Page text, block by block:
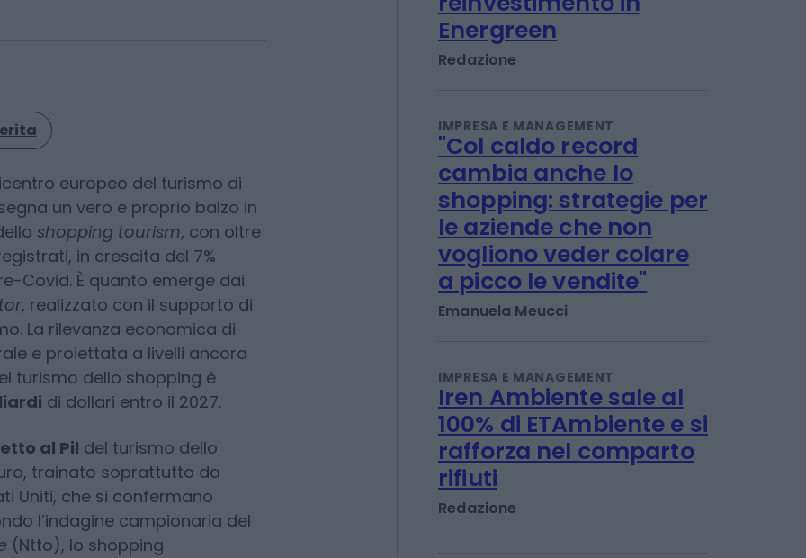
europeo del turismo di
un vero e proprio balzo in
shopping tourism, con oltre
in crescita del 7%
Covid. È quanto emerge dai
, realizzato con il supporto di
La rilevanza economica di
turismo dello shopping è
di dollari entro il 2027.
al Pildel turismo dello
trainato soprattutto da
IMPRESA E MANAGEMENT
21 Invest raggiunge un
accordo di cessione e
Redazione
IMPRESA E MANAGEMENT
"Col caldo record
cambia anche lo
shopping: strategie per
le aziende che non
Emanuela Meucci
IMPRESA E MANAGEMENT
Iren Ambiente sale al
100% di ETAmbiente e si